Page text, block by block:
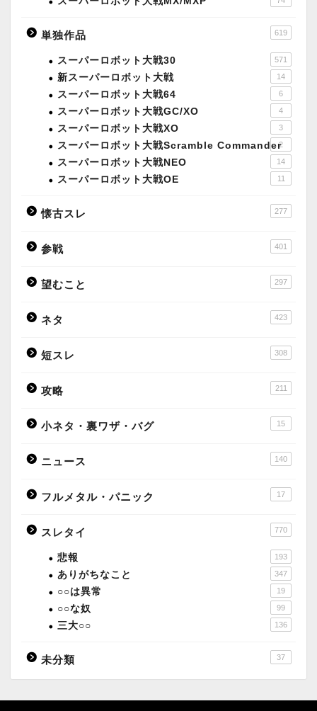
単独作品 619
スーパーロボット大戦30 571
新スーパーロボット大戦 14
スーパーロボット大戦64 6
スーパーロボット大戦GC/XO 4
スーパーロボット大戦XO 3
スーパーロボット大戦Scramble Commander2
スーパーロボット大戦NEO 14
スーパーロボット大戦OE 11
懐古スレ 277
参戦 401
望むこと 297
ネタ 423
短スレ 308
攻略 211
小ネタ・裏ワザ・バグ 15
ニュース 140
フルメタル・パニック 17
スレタイ 770
悲報 193
ありがちなこと 347
○○は異常 19
○○な奴 99
三大○○ 136
未分類 37